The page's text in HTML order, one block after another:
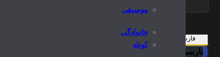
موسیقی
خانوادگی
کوتاه
فارسی انگلیسی
فارسی